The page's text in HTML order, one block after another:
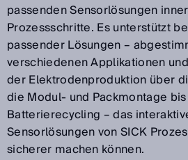
passenden Sensorlösungen
Prozessschritte. Es unterstützt
passender Lösungen –
verschiedenen Applikationen
der Elektrodenproduktion über
die Modul- und Packmontage
Batterierecycling – das
Sensorlösungen von SICK
sicherer machen können.